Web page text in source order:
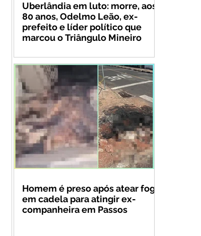
Uberlândia em luto: morre, aos
80 anos, Odelmo Leão, ex-
prefeito e líder político que
marcou o Triângulo Mineiro
Homem é preso após atear fogo
em cadela para atingir ex-
companheira em Passos